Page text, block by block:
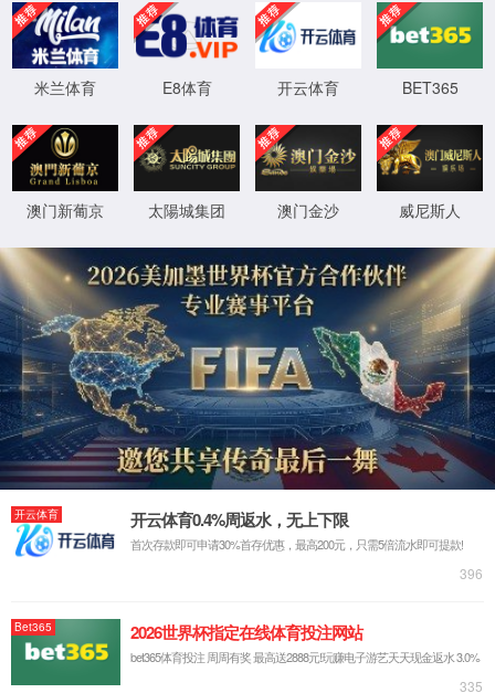
您访问路径含有非法字符，防注入系统提醒您
请勿尝试非法操作！
程序版本：3.2.4-20230304
XML 地图